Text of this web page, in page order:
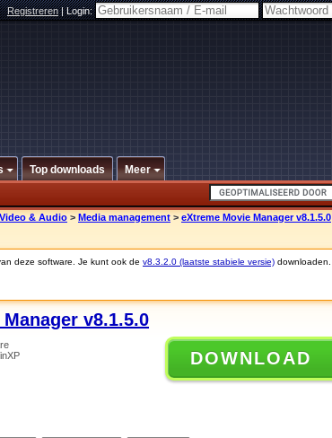
Registreren|Login:
Top downloads Meer
Video & Audio > Media management > eXtreme Movie Manager v8.1.5.0
deze software. Je kunt ook de v8.3.2.0 (laatste stabiele versie) downloaden.
v8.1.5.0
DOWNLOAD